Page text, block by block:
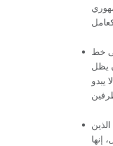
خط
يظل
يبدو
إنها